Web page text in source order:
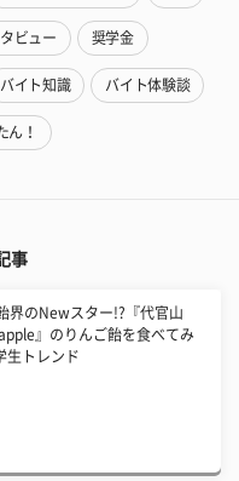
ビュー 奨学金
バイト知識 バイト体験談
ん！
事
界のNewスター!?『代官山
』のりんご飴を食べてみ
生トレンド